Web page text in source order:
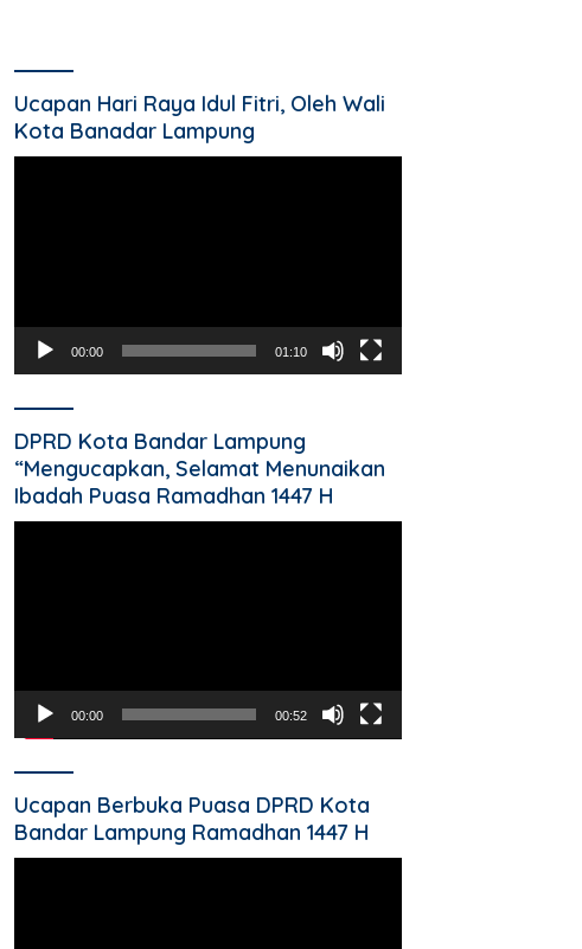
Ucapan Hari Raya Idul Fitri, Oleh Wali
Kota Banadar Lampung
00:00 01:10
DPRD Kota Bandar Lampung
“Mengucapkan, Selamat Menunaikan
Ibadah Puasa Ramadhan 1447 H
00:00 00:52
Ucapan Berbuka Puasa DPRD Kota
Bandar Lampung Ramadhan 1447 H